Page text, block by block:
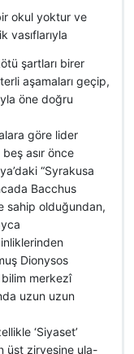
okul yoktur ve
vasıflarıyla
şartları birer
aşamaları geçip,
öne doğru
göre lider
asır önce
“Syrakusa
Bacchus
sahip olduğundan,
Dionysos
bilim merkezî
uzun uzun
‘Siyaset’
üst zirvesine ula-